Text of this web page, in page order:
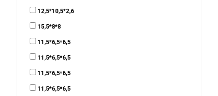
12,5*10,5*2,6
15,5*8*8
11,5*6,5*6,5
11,5*6,5*6,5
11,5*6,5*6,5
11,5*6,5*6,5